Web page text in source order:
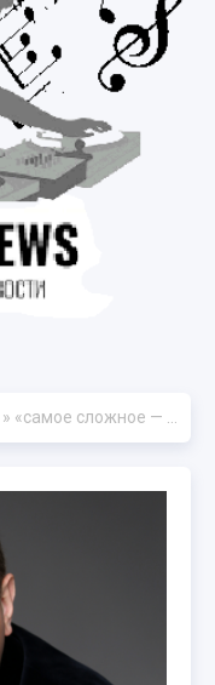
» «самое сложное — заслужить доверие музыкантов»